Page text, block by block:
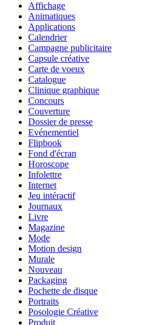
Affichage
Animatiques
Applications
Calendrier
Campagne publicitaire
Capsule créative
Carte de voeux
Catalogue
Clinique graphique
Concours
Couverture
Dossier de presse
Evénementiel
Flipbook
Fond d'écran
Horoscope
Infolettre
Internet
Jeu intéractif
Journaux
Livre
Magazine
Mode
Motion design
Murale
Nouveau
Packaging
Pochette de disque
Portraits
Posologie Créative
Produit